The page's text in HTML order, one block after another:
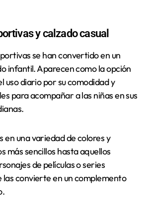
y calzado casual
se han convertido en un
infantil. Aparecen como la opción
uso diario por su comodidad y
para acompañar a las niñas en sus
en una variedad de colores y
más sencillos hasta aquellos
de películas o series
las convierte en un complemento